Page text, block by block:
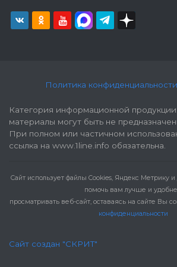
Политика конфиденциальности
Категория информационной
материалы могут быть не
При полном или частичном
ссылка на www.1line.info обязательна.
Cайт использует файлы Cookies, Яндекс Метрику
помочь вам лучше и
просматривать веб-сайт, оставаясь на сайте Вы
конфиденциальности
Сайт создан "СКРИТ"